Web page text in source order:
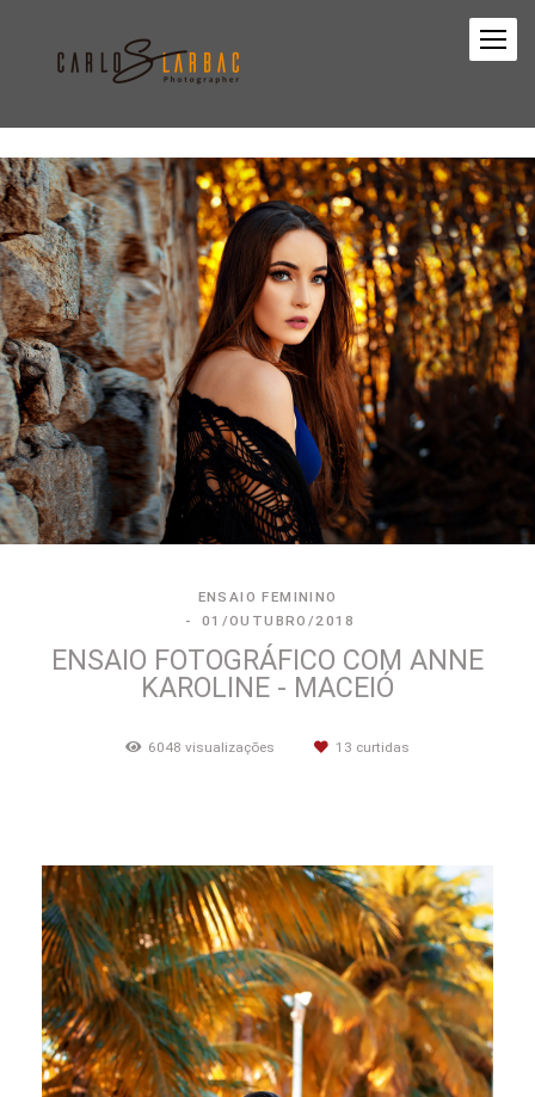
ENSAIO FEMININO
01/OUTUBRO/2018
ENSAIO FOTOGRÁFICO COM ANNE
KAROLINE - MACEIÓ
6048 visualizações 13 curtidas